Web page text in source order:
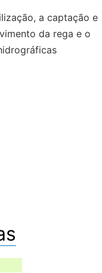
a captação e
da rega e o